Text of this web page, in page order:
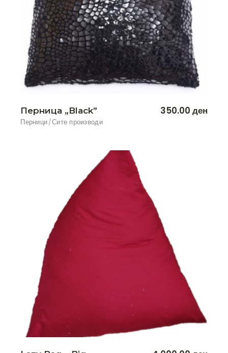
Перница „Black”
Перници Сите производи
350.00 ден